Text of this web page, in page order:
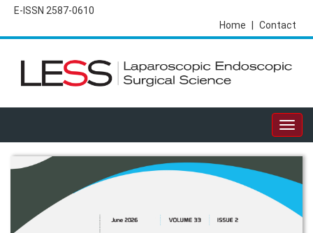
E-ISSN 2587-0610
Contact
Home